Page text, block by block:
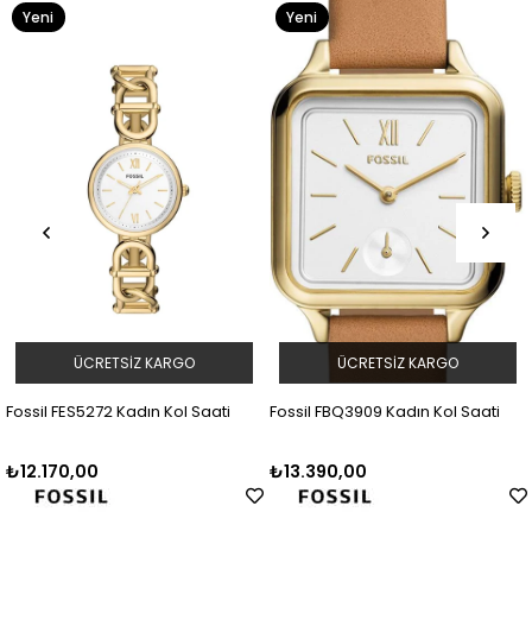
Kadın Kol Saati
KARGO
Fossil FBQ3909 Kadın Kol Saati
₺13.390,00
ÜCRETSIZ KARGO
Fossil
Ürün